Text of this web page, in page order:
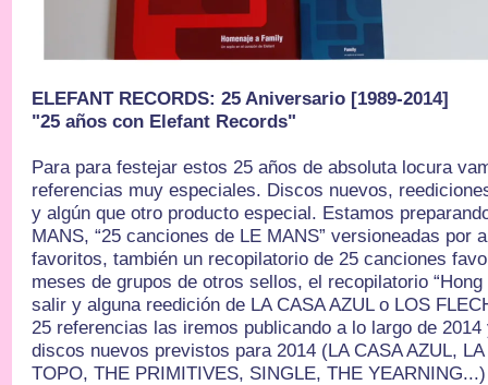
ELEFANT RECORDS: 25 Aniversario [1989-2014]
"25 años con Elefant Records"
Para para festejar estos 25 años de absoluta locura
referencias muy especiales. Discos nuevos,
y algún que otro producto especial. Estamos
MANS, “25 canciones de LE MANS” versioneadas por
favoritos, también un recopilatorio de 25 canciones
meses de grupos de otros sellos, el recopilatorio “Hong
salir y alguna reedición de LA CASA AZUL o LOS
25 referencias las iremos publicando a lo largo de
discos nuevos previstos para 2014 (LA CASA AZUL,
TOPO, THE PRIMITIVES, SINGLE, THE